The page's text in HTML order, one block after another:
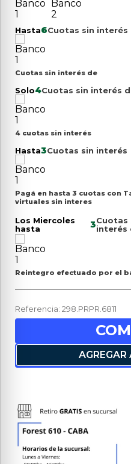
Hasta6Cuotas sin interés
Cuotas sin interés de
Solo4Cuotas sin interés
4 cuotas sin interés
Hasta3Cuotas sin interés
Pagá en hasta 3 cuotas con
virtuales sin interes
Los Miercoles
hasta
3Cuotas
interés
Reintegro efectuado por el
Referencia: 298.PRPR.6811